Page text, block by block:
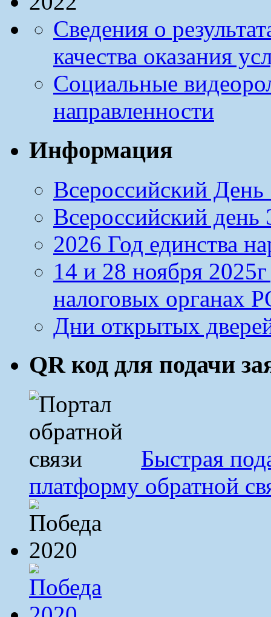
Сведения о
качества оказания
Социальные
направленности
Информация
Всероссийский День
Всероссийский день
2026 Год единства
14 и 28 ноября
налоговых органах
Дни открытых
QR код для подачи
Быстрая
платформу обратной